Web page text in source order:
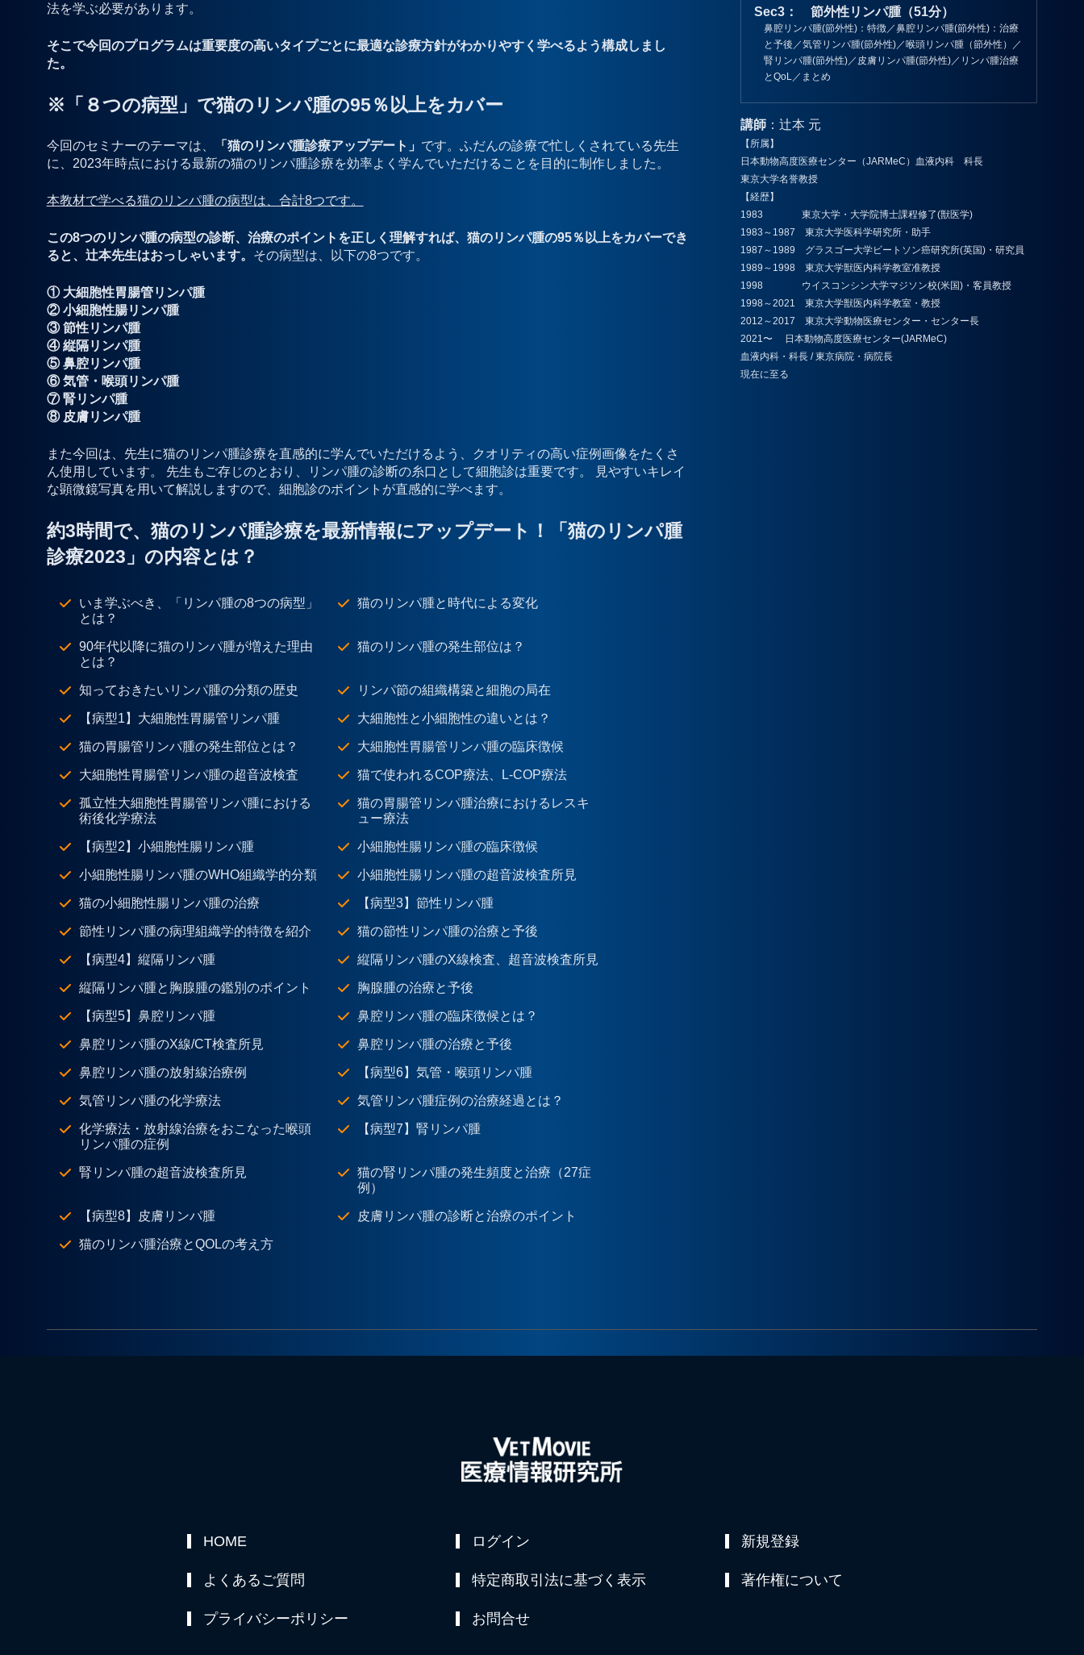
法を学ぶ必要があります。
そこで今回のプログラムは重要度の高いタイプごとに最適な診療方針がわかりやすく学べるよう構成しまし
た。
※「８つの病型」で猫のリンパ腫の95％以上をカバー
今回のセミナーのテーマは、 「猫のリンパ腫診療アップデート」 です。ふだんの診療で忙しくされている先生
に、2023年時点における最新の猫のリンパ腫診療を効率よく学んでいただけることを目的に制作しました。
本教材で学べる猫のリンパ腫の病型は、合計8つです。
この8つのリンパ腫の病型の診断、治療のポイントを正しく理解すれば、猫のリンパ腫の95％以上をカバーでき
ると、辻本先生はおっしゃいます。 その病型は、以下の8つです。
① 大細胞性胃腸管リンパ腫
② 小細胞性腸リンパ腫
③ 節性リンパ腫
④ 縦隔リンパ腫
⑤ 鼻腔リンパ腫
⑥ 気管・喉頭リンパ腫
⑦ 腎リンパ腫
⑧ 皮膚リンパ腫
また今回は、先生に猫のリンパ腫診療を直感的に学んでいただけるよう、クオリティの高い症例画像をたくさ
ん使用しています。 先生もご存じのとおり、リンパ腫の診断の糸口として細胞診は重要です。 見やすいキレイ
な顕微鏡写真を用いて解説しますので、細胞診のポイントが直感的に学べます。
約3時間で、猫のリンパ腫診療を最新情報にアップデート！「猫のリンパ腫
診療2023」の内容とは？
いま学ぶべき、「リンパ腫の8つの病型」
とは？
猫のリンパ腫と時代による変化
90年代以降に猫のリンパ腫が増えた理由
とは？
猫のリンパ腫の発生部位は？
知っておきたいリンパ腫の分類の歴史 リンパ節の組織構築と細胞の局在
【病型1】大細胞性胃腸管リンパ腫 大細胞性と小細胞性の違いとは？
猫の胃腸管リンパ腫の発生部位とは？ 大細胞性胃腸管リンパ腫の臨床徴候
大細胞性胃腸管リンパ腫の超音波検査 猫で使われるCOP療法、L-COP療法
孤立性大細胞性胃腸管リンパ腫における
術後化学療法
猫の胃腸管リンパ腫治療におけるレスキ
ュー療法
【病型2】小細胞性腸リンパ腫 小細胞性腸リンパ腫の臨床徴候
小細胞性腸リンパ腫のWHO組織学的分類 小細胞性腸リンパ腫の超音波検査所見
猫の小細胞性腸リンパ腫の治療 【病型3】節性リンパ腫
節性リンパ腫の病理組織学的特徴を紹介 猫の節性リンパ腫の治療と予後
【病型4】縦隔リンパ腫 縦隔リンパ腫のX線検査、超音波検査所見
縦隔リンパ腫と胸腺腫の鑑別のポイント 胸腺腫の治療と予後
【病型5】鼻腔リンパ腫 鼻腔リンパ腫の臨床徴候とは？
鼻腔リンパ腫のX線/CT検査所見 鼻腔リンパ腫の治療と予後
鼻腔リンパ腫の放射線治療例 【病型6】気管・喉頭リンパ腫
気管リンパ腫の化学療法 気管リンパ腫症例の治療経過とは？
化学療法・放射線治療をおこなった喉頭
リンパ腫の症例
【病型7】腎リンパ腫
腎リンパ腫の超音波検査所見
猫の腎リンパ腫の発生頻度と治療（27症
例）
【病型8】皮膚リンパ腫 皮膚リンパ腫の診断と治療のポイント
猫のリンパ腫治療とQOLの考え方
Sec3： 節外性リンパ腫（51分）
鼻腔リンパ腫(節外性)：特徴／鼻腔リンパ腫(節外性)：治療
と予後／気管リンパ腫(節外性)／喉頭リンパ腫（節外性）／
腎リンパ腫(節外性)／皮膚リンパ腫(節外性)／リンパ腫治療
とQoL／まとめ
講師：辻本 元
【所属】
日本動物高度医療センター（JARMeC）血液内科 科長
東京大学名誉教授
【経歴】
1983 東京大学・大学院博士課程修了(獣医学)
1983～1987 東京大学医科学研究所・助手
1987～1989 グラスゴー大学ビートソン癌研究所(英国)・研究員
1989～1998 東京大学獣医内科学教室准教授
1998 ウイスコンシン大学マジソン校(米国)・客員教授
1998～2021 東京大学獣医内科学教室・教授
2012～2017 東京大学動物医療センター・センター長
2021〜 日本動物高度医療センター(JARMeC)
血液内科・科長 / 東京病院・病院長
現在に至る
HOME ログイン 新規登録
よくあるご質問 特定商取引法に基づく表示 著作権について
プライバシーポリシー お問合せ